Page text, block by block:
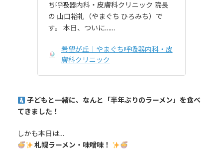
ち呼吸器内科・皮膚科クリニック 院長
の 山口裕礼（やまぐち ひろみち）で
す。 本日、ついに……
希望が丘｜やまぐち呼吸器内科・皮
膚科クリニック
子どもと一緒に、なんと「半年ぶりのラーメン」を食べ
てきました！
しかも本日は…
札幌ラーメン・味噌味！